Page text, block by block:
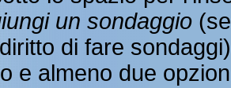
un sondaggio
di fare
e almeno due